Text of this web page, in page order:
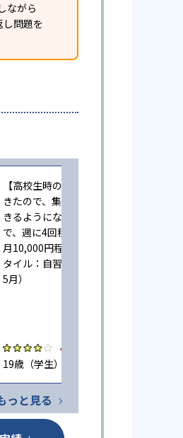
ながら
問題を
【高校生時の通塾】勉強する環境がで
きたので、集中して取り組むことがで
きるようになったと思う（大学受験
で、週に4回程度授業・指導。受講料は
月10,000円程度。利用した主な授業ス
タイル：自習・自立。回答時期2024年
5月）
4.0
19歳（学生） / 東京都 女性
っと見る